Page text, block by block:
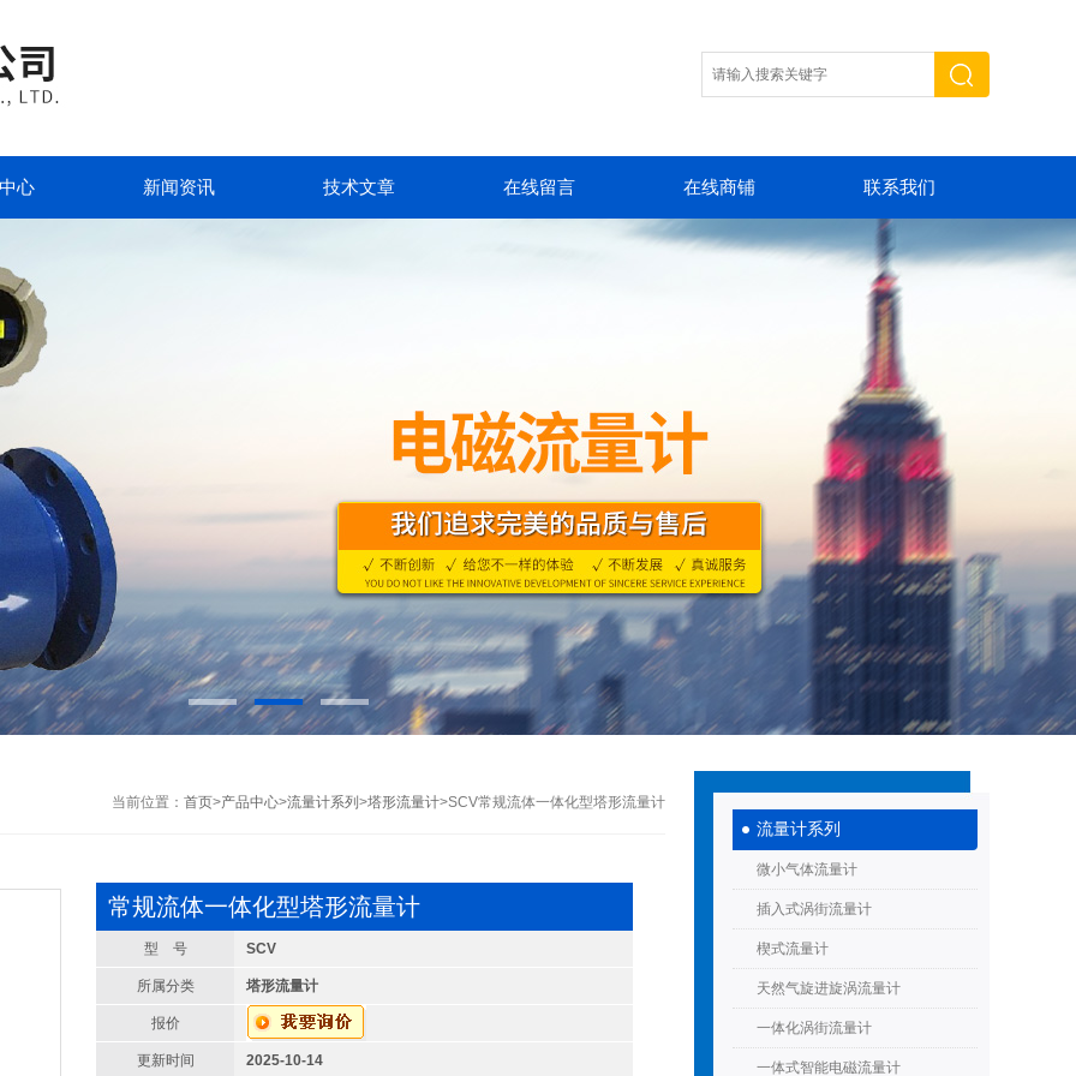
心 新闻资讯 技术文章 在线留言 在线商铺 联系我们
流量计系列
微小气体流量计
插入式涡街流量计
楔式流量计
天然气旋进旋涡流量计
一体化涡街流量计
一体式智能电磁流量计
当前位置： 首页>产品中心>流量计系列 >塔形流量计>SCV常规流体一体化型塔形流量计
常规流体一体化型塔形流量计
型 号 SCV
所属分类 塔形流量计
报价
更新时间 2025-10-14